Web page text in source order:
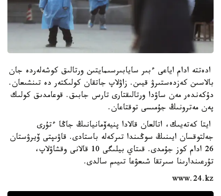
ادەتتە ادام اياعى ءبىر سايابىرسىمايتىن ورتالىق كوشەلەردە جان
بالاسىن كەزدەستىرۋ قيىن. زاۋلاپ جاتقان كولىكتەر دە تىنشىعان.
دۇكەندەر مەن ساۋدا ورتالىقتارى تارس جابىق. قوعامدىق كولىك
پەن مەترونىڭ جۇمىسى توقتاعان.
ايتا كەتەيىك، اتالعان قالادا پنيەۆمانيانىڭ جاڭا ءتۇرى
جەلتوقسان ايىنىڭ سوڭىندا تىركەلە باستادى. قاۋىپتى ۆيرۋستان
26 ادام كوز جۇمدى. قىتاي بيلىگى 10 قالانى وقشاۋلاپ،
تۇرعىندارىنا سىرتقا شىعۋعا تىيىم سالدى.
www.24.kz